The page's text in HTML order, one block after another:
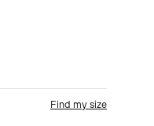
Find my size